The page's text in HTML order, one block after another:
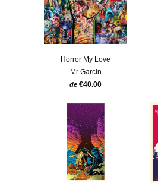
Horror My Love
Mr Garcin
de €40.00